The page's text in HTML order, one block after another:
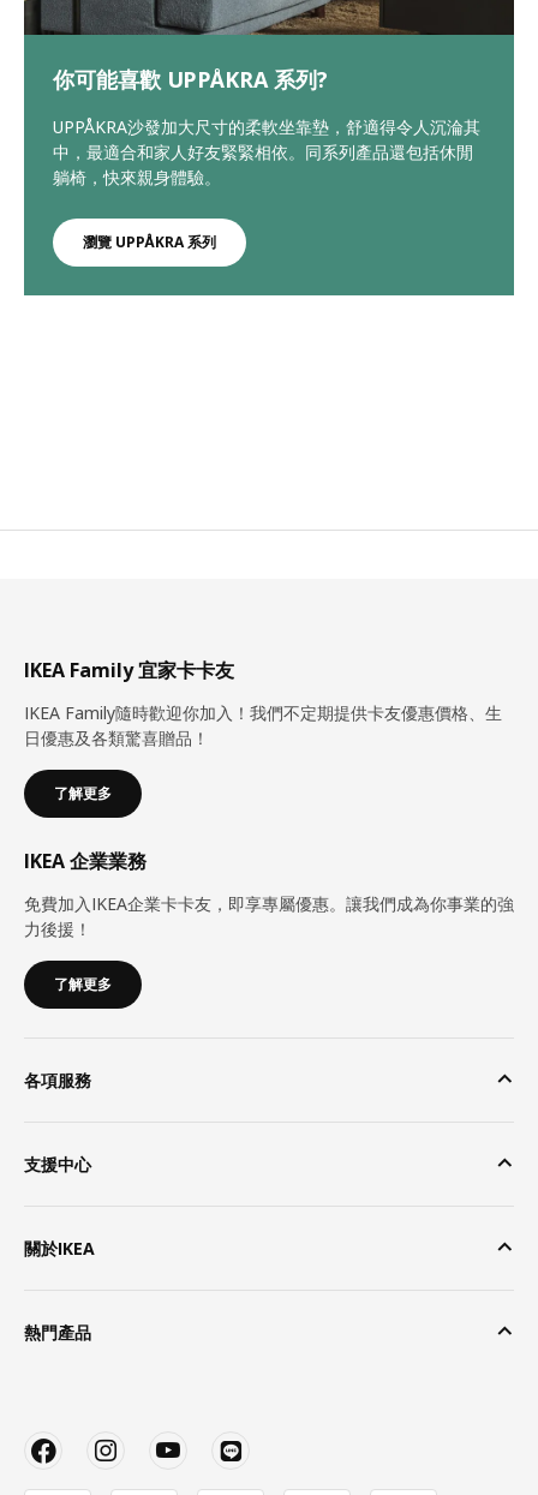
你可能喜歡 UPPÅKRA 系列?
UPPÅKRA沙發加大尺寸的柔軟坐靠墊，舒適得令人沉淪其
中，最適合和家人好友緊緊相依。同系列產品還包括休閒
躺椅，快來親身體驗。
瀏覽 UPPÅKRA 系列
IKEA Family 宜家卡卡友
IKEA Family隨時歡迎你加入！我們不定期提供卡友優惠價格、生
日優惠及各類驚喜贈品！
了解更多
IKEA 企業業務
免費加入IKEA企業卡卡友，即享專屬優惠。讓我們成為你事業的強
力後援！
了解更多
各項服務
支援中心
關於IKEA
熱門產品